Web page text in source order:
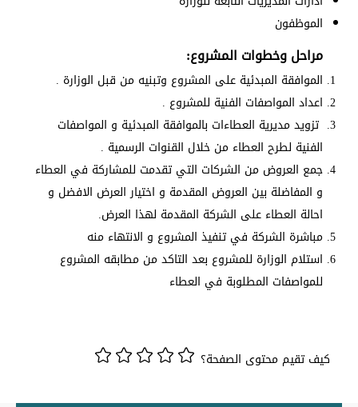
الموظفون
مراحل وخطوات المشروع:
الموافقة المبدئية على المشروع وتبنيه من قبل الوزارة .
اعداد المواصفات الفنية للمشروع .
تزويد مديرية العطاءات بالموافقة المبدئية و المواصفات
الفنية لطرح العطاء من خلال القنوات الرسمية .
جمع العروض من الشركات التي تقدمت للمشاركة في العطاء
و المفاضلة بين العروض المقدمة و اختيار العرض الافضل و
احالة العطاء على الشركة المقدمة لهذا العرض.
مباشرة الشركة في تنفيذ المشروع و الانتهاء منه
استلام الوزارة للمشروع بعد التاكد من مطابقه المشروع
للمواصفات المطلوبة في العطاء
كيف تقيم محتوى الصفحة؟